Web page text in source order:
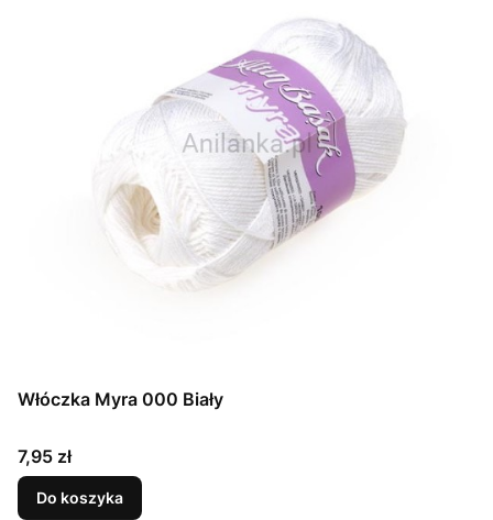
Włóczka Myra 000 Biały
Cena
7,95 zł
Do koszyka